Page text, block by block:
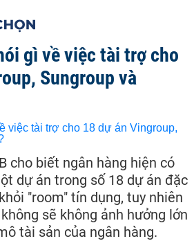
gì về việc tài trợ cho
Sungroup và
cho biết ngân hàng hiện có
dự án trong số 18 dự án đặc
"room" tín dụng, tuy nhiên
sẽ không ảnh hưởng lớn
tài sản của ngân hàng.